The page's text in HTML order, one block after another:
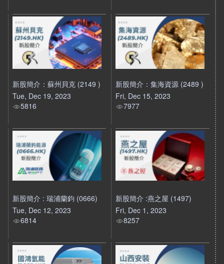
新股簡介：蘇州貝克 (2149 )
Tue, Dec 19, 2023
5816
新股簡介：集海資源 (2489 )
Fri, Dec 15, 2023
7977
新股簡介 : 瑞浦蘭鈞 (0666)
Tue, Dec 12, 2023
6814
新股簡介 :燕之屋 (1497)
Fri, Dec 1, 2023
8257